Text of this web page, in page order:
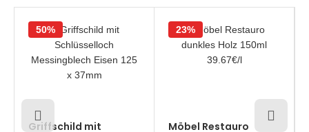
Griffschild mit
50%
Möbel Restauro
23%